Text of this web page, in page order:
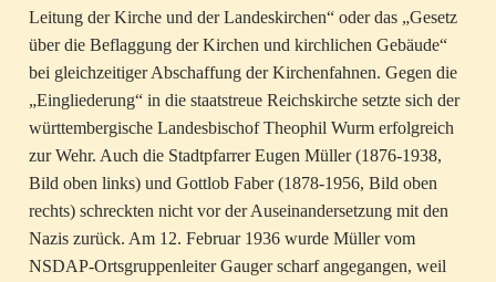
Leitung der Kirche und der Landeskirchen“ oder das „Gesetz
über die Beflaggung der Kirchen und kirchlichen Gebäude“
bei gleichzeitiger Abschaffung der Kirchenfahnen. Gegen die
„Eingliederung“ in die staatstreue Reichskirche setzte sich der
württembergische Landesbischof Theophil Wurm erfolgreich
zur Wehr. Auch die Stadtpfarrer Eugen Müller (1876-1938,
Bild oben links) und Gottlob Faber (1878-1956, Bild oben
rechts) schreckten nicht vor der Auseinandersetzung mit den
Nazis zurück. Am 12. Februar 1936 wurde Müller vom
NSDAP-Ortsgruppenleiter Gauger scharf angegangen, weil